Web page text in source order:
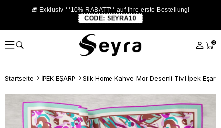
🎁 Exklusiv **10% RABATT** auf Ihre erste Bestellung!
CODE: SEYRA10
0
Startseite İPEK EŞARP Silk Home Kahve-Mor Desenli Tivil İpek Eşarp